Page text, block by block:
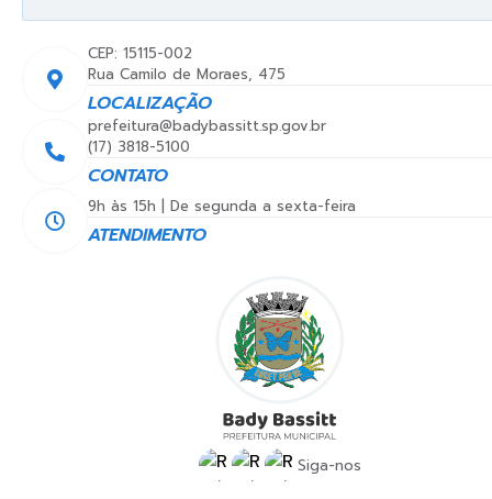
Siga-nos
LOCALIZAÇÃO
Rua Camilo de Moraes, 475
CEP: 15115-002
CONTATO
(17) 3818-5100
prefeitura@badybassitt.sp.gov.br
ATENDIMENTO
9h às 15h | De segunda a sexta-feira